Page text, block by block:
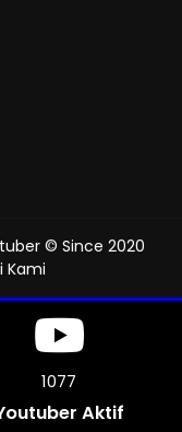
© Since 2020
Kami
1242
Aktif